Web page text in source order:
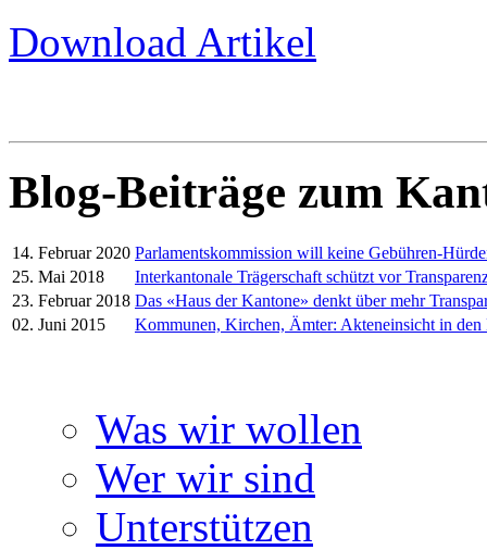
Download Artikel
Blog-Beiträge zum
14. Februar 2020 Parlamentskommission will keine Gebühren-
25. Mai 2018
Interkantonale Trägerschaft schützt vor
23. Februar 2018 Das «Haus der Kantone» denkt über mehr
02. Juni 2015
Kommunen, Kirchen, Ämter: Akteneinsicht in den
Was wir wollen
Wer wir sind
Unterstützen